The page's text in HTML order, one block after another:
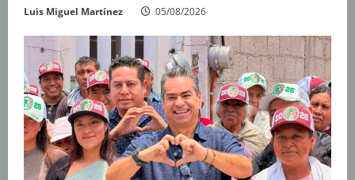
Luis Miguel Martínez 05/08/2026